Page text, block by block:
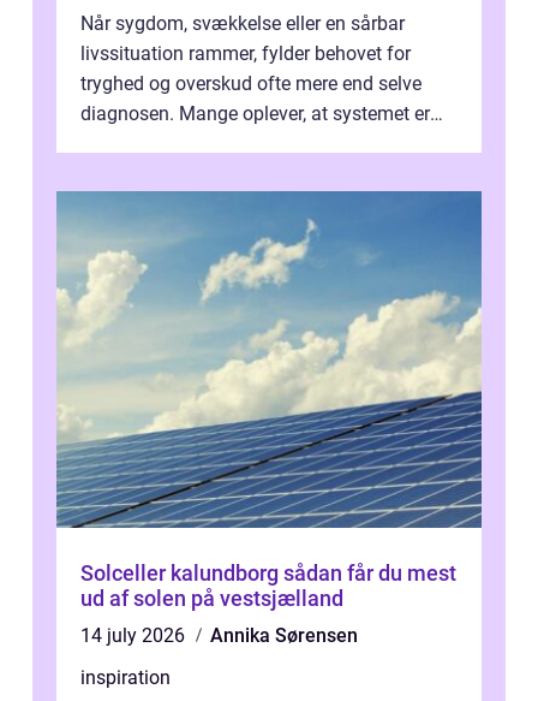
Når sygdom, svækkelse eller en sårbar
livssituation rammer, fylder behovet for
tryghed og overskud ofte mere end selve
diagnosen. Mange oplever, at systemet er
Solceller kalundborg sådan får du mest
ud af solen på vestsjælland
14 july 2026
Annika Sørensen
inspiration